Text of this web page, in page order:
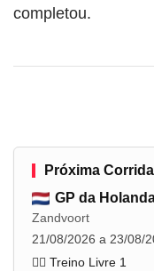
completou.
Próxima Corrida
GP da
Zandvoort
21/08/2026 a 23/08/
🏋️‍♂️ Treino Livre 1